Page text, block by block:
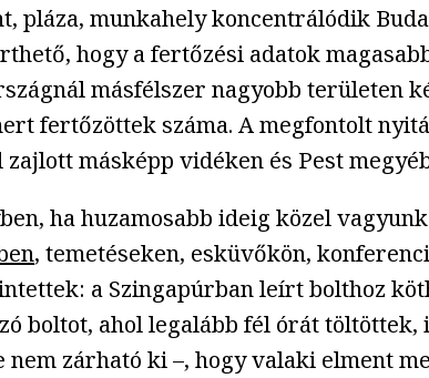
pláza, munkahely koncentrálódik
hogy a fertőzési adatok
másfélszer nagyobb területen
fertőzöttek száma. A megfontolt
másképp vidéken és Pest
ha huzamosabb ideig közel
, temetéseken, esküvőkön,
a Szingapúrban leírt bolthoz
boltot, ahol legalább fél órát
zárható ki –, hogy valaki elment